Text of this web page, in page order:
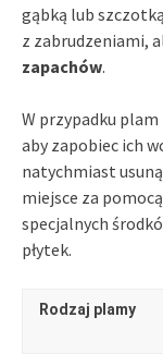
gąbką lub
z zabrudzeniami,
zapachów.
W przypadku plam
aby zapobiec ich
natychmiast
miejsce za
specjalnych
płytek.
Rodzaj plamy